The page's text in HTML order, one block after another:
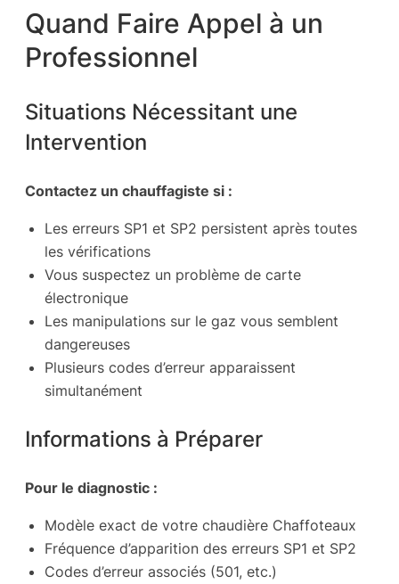
Quand Faire Appel à un
Professionnel
Situations Nécessitant une
Intervention
Contactez un chauffagiste si :
Les erreurs SP1 et SP2 persistent après toutes
les vérifications
Vous suspectez un problème de carte
électronique
Les manipulations sur le gaz vous semblent
dangereuses
Plusieurs codes d’erreur apparaissent
simultanément
Informations à Préparer
Pour le diagnostic :
Modèle exact de votre chaudière Chaffoteaux
Fréquence d’apparition des erreurs SP1 et SP2
Codes d’erreur associés (501, etc.)